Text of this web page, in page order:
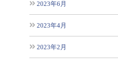
2023年6月
2023年4月
2023年2月